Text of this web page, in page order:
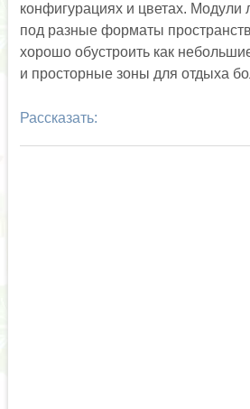
конфигурациях и цветах. Модули
под разные форматы
хорошо обустроить как
и просторные зоны для отдыха
Рассказать: